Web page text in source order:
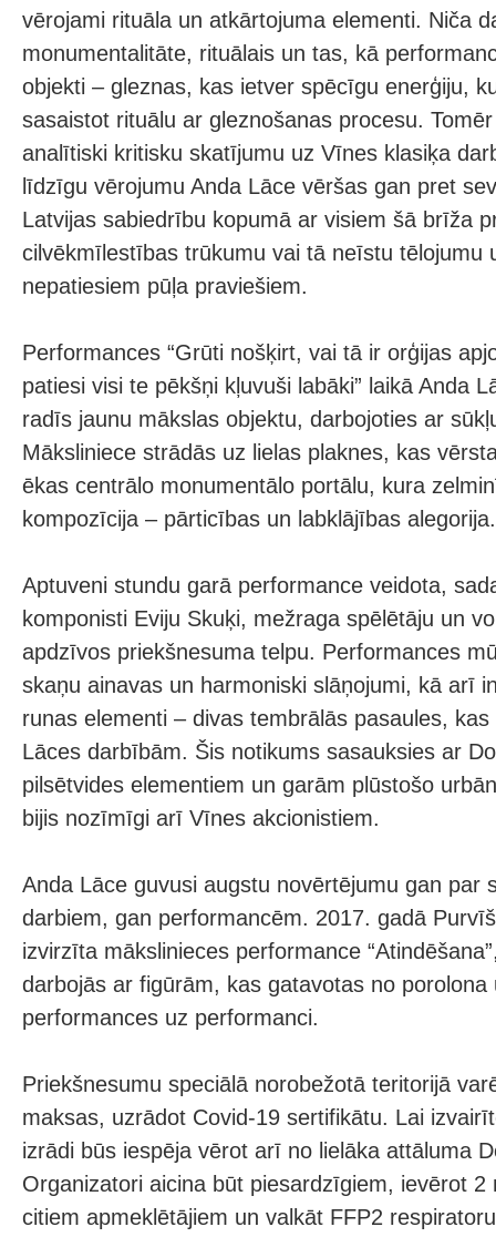
vērojami rituāla un atkārtojuma elementi. Niča
monumentalitāte, rituālais un tas, kā
objekti – gleznas, kas ietver spēcīgu enerģiju,
sasaistot rituālu ar gleznošanas procesu.
analītiski kritisku skatījumu uz Vīnes klasiķa
līdzīgu vērojumu Anda Lāce vēršas gan pret
Latvijas sabiedrību kopumā ar visiem šā brīža
cilvēkmīlestības trūkumu vai tā neīstu tēlojumu
nepatiesiem pūļa praviešiem.
Performances “Grūti nošķirt, vai tā ir orģijas
patiesi visi te pēkšņi kļuvuši labāki” laikā Anda
radīs jaunu mākslas objektu, darbojoties ar
Māksliniece strādās uz lielas plaknes, kas
ēkas centrālo monumentālo portālu, kura
kompozīcija – pārticības un labklājības alegorija.
Aptuveni stundu garā performance veidota,
komponisti Eviju Skuķi, mežraga spēlētāju un
apdzīvos priekšnesuma telpu. Performances
skaņu ainavas un harmoniski slāņojumi, kā arī
runas elementi – divas tembrālās pasaules,
Lāces darbībām. Šis notikums sasauksies ar
pilsētvides elementiem un garām plūstošo
bijis nozīmīgi arī Vīnes akcionistiem.
Anda Lāce guvusi augstu novērtējumu gan par
darbiem, gan performancēm. 2017. gadā
izvirzīta mākslinieces performance
darbojās ar figūrām, kas gatavotas no porolona
performances uz performanci.
Priekšnesumu speciālā norobežotā teritorijā
maksas, uzrādot Covid-19 sertifikātu. Lai
izrādi būs iespēja vērot arī no lielāka attāluma
Organizatori aicina būt piesardzīgiem, ievērot 2
citiem apmeklētājiem un valkāt FFP2